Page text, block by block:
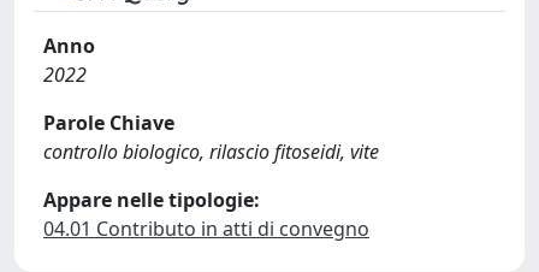
Anno
2022
Parole Chiave
controllo biologico, rilascio fitoseidi, vite
Appare nelle tipologie:
04.01 Contributo in atti di convegno